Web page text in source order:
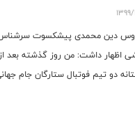
دین محمدی پیشکسوت سرشناس
اظهار داشت: من روز گذشته بعد